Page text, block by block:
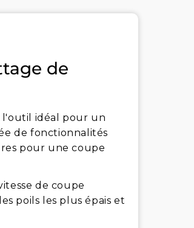
de
l'outil idéal pour un
de fonctionnalités
pour une coupe
de coupe
poils les plus épais et